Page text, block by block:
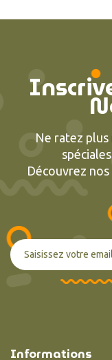
Ne ratez
Découvrez
Informations